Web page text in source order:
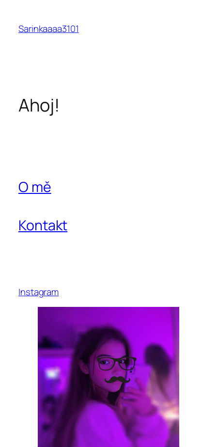
obsahSarinkaaaa3101
Ahoj!
O mě
Kontakt
Instagram